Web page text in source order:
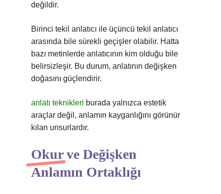
değildir.
Birinci tekil anlatıcı ile üçüncü tekil anlatıcı
arasında bile sürekli geçişler olabilir. Hatta
bazı metinlerde anlatıcının kim olduğu bile
belirsizleşir. Bu durum, anlatının değişken
doğasını güçlendirir.
anlatı teknikleri burada yalnızca estetik
araçlar değil, anlamın kayganlığını görünür
kılan unsurlardır.
Okur ve Değişken
Anlamın Ortaklığı